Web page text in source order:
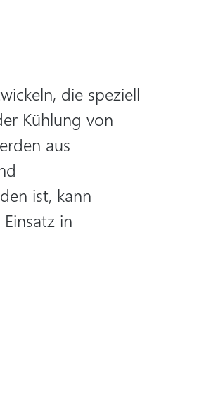
die speziell
Kühlung von
aus
ist, kann
in